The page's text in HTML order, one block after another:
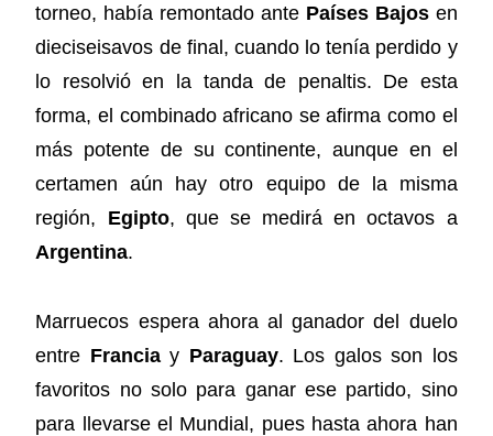
torneo, había remontado ante Países Bajosen
dieciseisavos de final, cuando lo tenía perdido y
lo resolvió en la tanda de penaltis. De esta
forma, el combinado africano se afirma como el
más potente de su continente, aunque en el
certamen aún hay otro equipo de la misma
región, Egipto, que se medirá en octavos a
Argentina.
Marruecos espera ahora al ganador del duelo
entre Franciay Paraguay. Los galos son los
favoritos no solo para ganar ese partido, sino
para llevarse el Mundial, pues hasta ahora han